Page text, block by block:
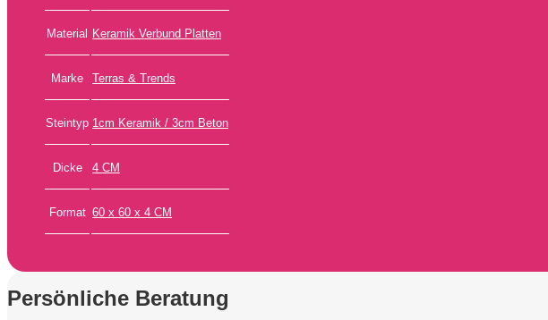
Material Keramik Verbund Platten
Marke Terras & Trends
Steintyp 1cm Keramik / 3cm Beton
Dicke 4 CM
Format 60 x 60 x 4 CM
Persönliche Beratung